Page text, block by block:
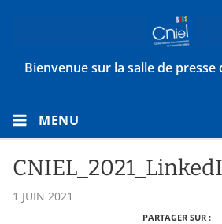
Bienvenue sur la salle de
MENU
1 JUIN 2021
PARTAGER SUR :